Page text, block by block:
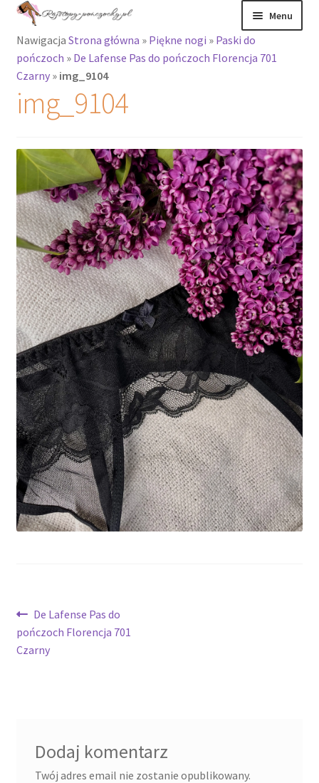
Przejdź
nawigacji
Przejdź
treści
Menu
Rajstopy
Rozwiń
menu
potomne
Pończochy i
Podkolanówki i
skarpetki
Wszystkie
produkty
Recenzje
Rozwiń
menu
potomne
Nawigacja Strona główna » Piękne nogi » Paski do
pończoch » De Lafense Pas do pończoch Florencja 701
Czarny» img_9104
img_9104
Nawigacja
wpisu
Poprzedni
wpis:
De Lafense Pas do
pończoch Florencja 701
Czarny
Dodaj komentarz
Twój adres email nie zostanie opublikowany.